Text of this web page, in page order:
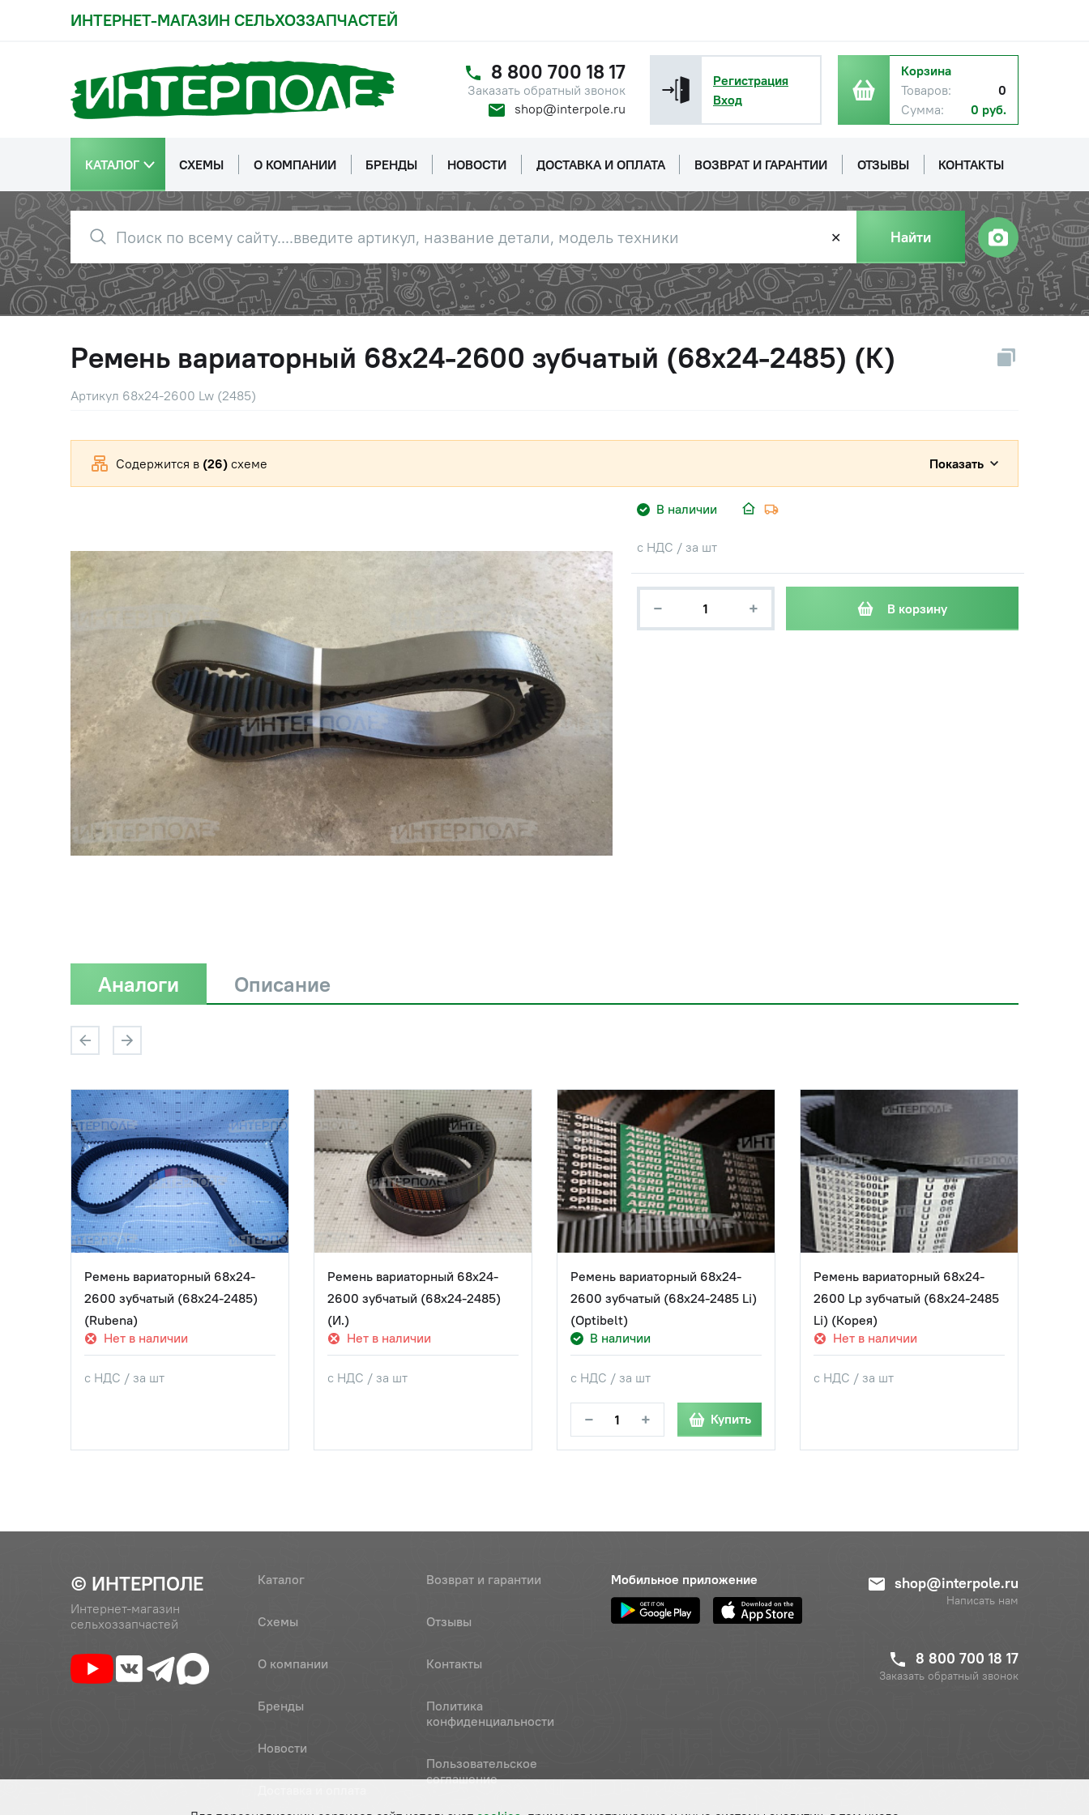
ИНТЕРНЕТ-МАГАЗИН СЕЛЬХОЗЗАПЧАСТЕЙ
8 800 700 18 17
Заказать обратный звонок
shop@interpole.ru
Регистрация
Вход
Корзина
Товаров:
0
Сумма:
0 руб.
КАТАЛОГ СХЕМЫ О КОМПАНИИ БРЕНДЫ НОВОСТИ ДОСТАВКА И ОПЛАТА ВОЗВРАТ И ГАРАНТИИ ОТЗЫВЫ КОНТАКТЫ
✕ Найти
Ремень вариаторный 68х24-2600 зубчатый (68х24-2485) (К)
Артикул 68х24-2600 Lw (2485)
В наличии
с НДС / за шт
− + В корзину
Содержится в (26) схеме Показать
Аналоги Описание
Ремень вариаторный 68х24-
2600 зубчатый (68х24-2485)
(Rubena)
Нет в наличии
с НДС / за шт
Ремень вариаторный 68х24-
2600 зубчатый (68х24-2485)
(И.)
Нет в наличии
с НДС / за шт
Ремень вариаторный 68х24-
2600 зубчатый (68х24-2485 Li)
(Optibelt)
В наличии
с НДС / за шт
− + Купить
Ремень вариаторный 68х24-
2600 Lp зубчатый (68х24-2485
Li) (Корея)
Нет в наличии
с НДС / за шт
© ИНТЕРПОЛЕ
Интернет-магазин
сельхоззапчастей
Каталог
Схемы
О компании
Бренды
Новости
Возврат и гарантии
Отзывы
Контакты
Политика
конфиденциальности
Пользовательское
соглашение
Мобильное приложение shop@interpole.ru
Написать нам
8 800 700 18 17
Заказать обратный звонок